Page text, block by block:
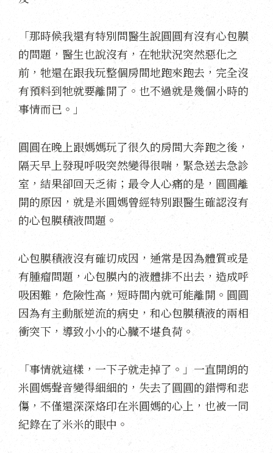
「那時候我還有特別問醫生說圓圓有沒有心包膜
的問題，醫生也說沒有，在牠狀況突然惡化之
前，牠還在跟我玩整個房間地跑來跑去，完全沒
有預料到牠就要離開了。也不過就是幾個小時的
事情而已。」
圓圓在晚上跟媽媽玩了很久的房間大奔跑之後，
隔天早上發現呼吸突然變得很喘，緊急送去急診
室，結果卻回天乏術；最令人心痛的是，圓圓離
開的原因，就是米圓媽曾經特別跟醫生確認沒有
的心包膜積液問題。
心包膜積液沒有確切成因，通常是因為體質或是
有腫瘤問題，心包膜內的液體排不出去，造成呼
吸困難，危險性高，短時間內就可能離開。​​圓圓
因為有主動脈逆流的病史，和心包膜積液的兩相
衝突下，導致小小的心臟不堪負荷。
「事情就這樣，一下子就走掉了。」一直開朗的
米圓媽聲音變得細細的，失去了圓圓的錯愕和悲
傷，不僅還深深烙印在米圓媽的心上，也被一同
紀錄在了米米的眼中。